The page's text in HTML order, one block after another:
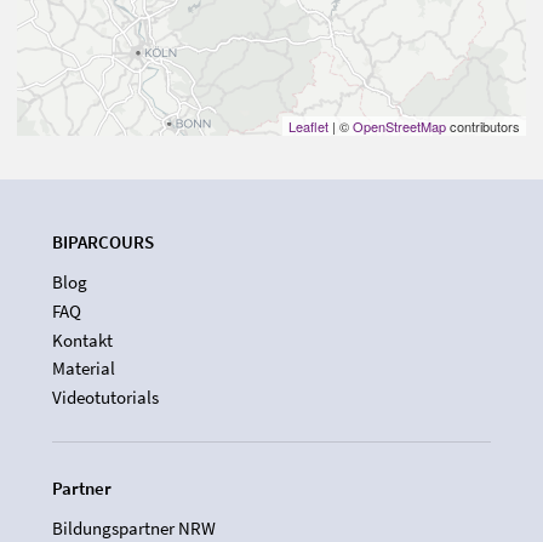
Leaflet | ©OpenStreetMapcontributors
BIPARCOURS
Blog
FAQ
Kontakt
Material
Videotutorials
Partner
Bildungspartner NRW